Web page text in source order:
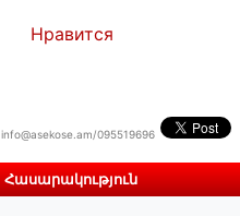
Нравится
info@asekose.am/095519696
Հասարակություն